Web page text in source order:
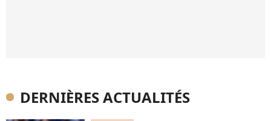
DERNIÈRES ACTUALITÉS